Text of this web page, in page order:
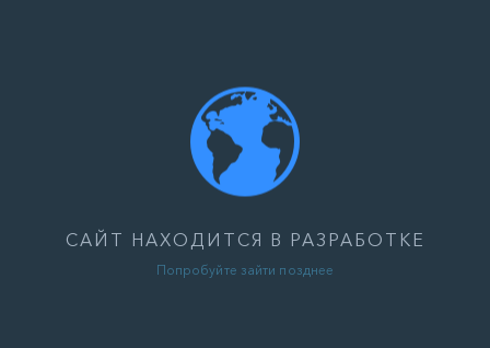
САЙТ НАХОДИТСЯ В РАЗРАБОТКЕ
Попробуйте зайти позднее